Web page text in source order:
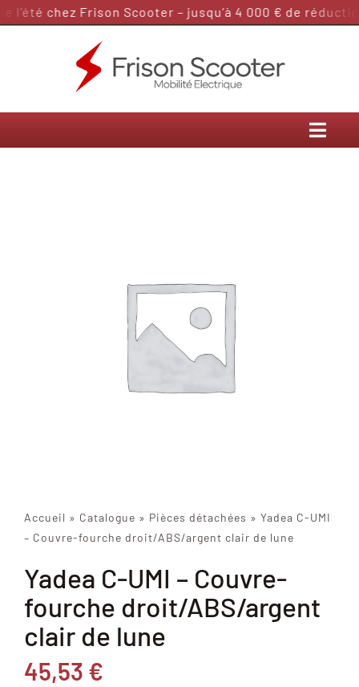
Passer
l’été chez Frison Scooter – jusqu’à 4 000 € de
Accueil » Catalogue » Pièces détachées » Yadea C-UMI
– Couvre-fourche droit/ABS/argent clair de lune
Yadea C-UMI – Couvre-
fourche droit/ABS/argent
clair de lune
45,53 €